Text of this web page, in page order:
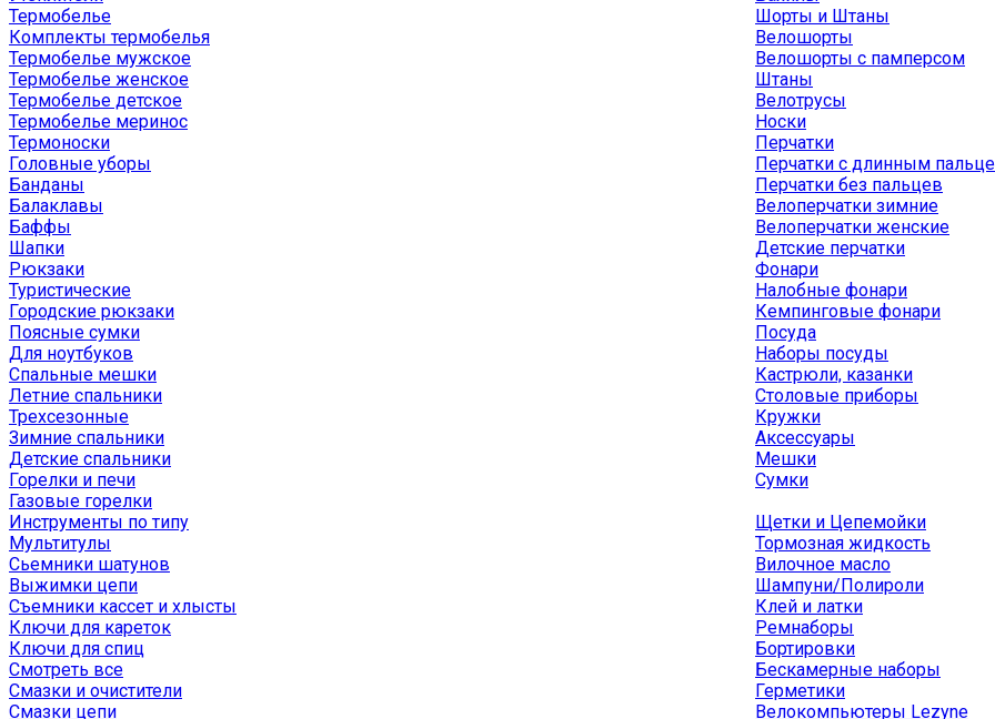
Термобелье
Комплекты термобелья
Термобелье мужское
Термобелье женское
Термобелье детское
Термобелье меринос
Термоноски
Головные уборы
Банданы
Балаклавы
Баффы
Шапки
Шорты и Штаны
Велошорты
Велошорты с памперсом
Штаны
Велотрусы
Носки
Перчатки
Перчатки с длинным
Перчатки без пальцев
Велоперчатки зимние
Велоперчатки женские
Детские перчатки
Рюкзаки
Туристические
Городские рюкзаки
Поясные сумки
Для ноутбуков
Спальные мешки
Летние спальники
Трехсезонные
Зимние спальники
Детские спальники
Горелки и печи
Газовые горелки
Фонари
Налобные фонари
Кемпинговые фонари
Посуда
Наборы посуды
Кастрюли, казанки
Столовые приборы
Кружки
Аксессуары
Мешки
Сумки
Инструменты по типу
Мультитулы
Сьемники шатунов
Выжимки цепи
Съемники кассет и хлысты
Ключи для кареток
Ключи для спиц
Смотреть все
Смазки и очистители
Смазки цепи
Щетки и Цепемойки
Тормозная жидкость
Вилочное масло
Шампуни/Полироли
Клей и латки
Ремнаборы
Бортировки
Бескамерные наборы
Герметики
Велокомпьютеры Lezyne